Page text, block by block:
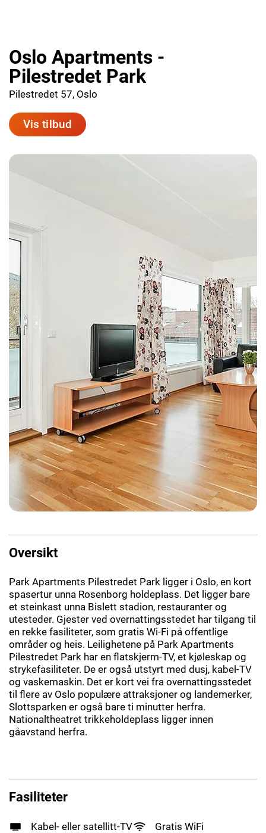
Oslo Apartments -
Pilestredet Park
Pilestredet 57, Oslo
Vis tilbud
Oversikt
Park Apartments Pilestredet Park ligger i Oslo, en kort
spasertur unna Rosenborg holdeplass. Det ligger bare
et steinkast unna Bislett stadion, restauranter og
utesteder. Gjester ved overnattingsstedet har tilgang til
en rekke fasiliteter, som gratis Wi-Fi på offentlige
områder og heis. Leilighetene på Park Apartments
Pilestredet Park har en flatskjerm-TV, et kjøleskap og
strykefasiliteter. De er også utstyrt med dusj, kabel-TV
og vaskemaskin. Det er kort vei fra overnattingsstedet
til flere av Oslo populære attraksjoner og landemerker,
Slottsparken er også bare ti minutter herfra.
Nationaltheatret trikkeholdeplass ligger innen
gåavstand herfra.
Fasiliteter
Kabel- eller satellitt-TV Gratis WiFi